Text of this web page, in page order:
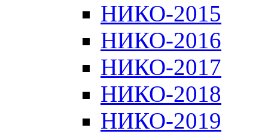
НИКО-2015
НИКО-2016
НИКО-2017
НИКО-2018
НИКО-2019